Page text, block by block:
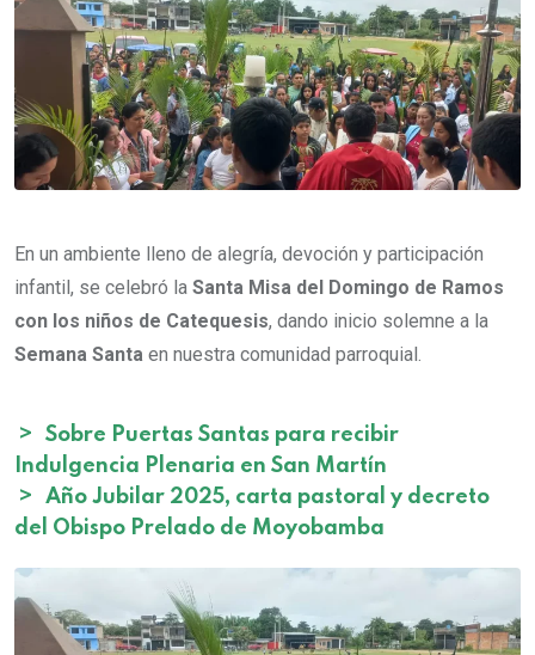
En un ambiente lleno de alegría, devoción y participación
infantil, se celebró la Santa Misa del Domingo de Ramos
con los niños de Catequesis, dando inicio solemne a la
Semana Santa en nuestra comunidad parroquial.
>
Sobre Puertas Santas para recibir
Indulgencia Plenaria en San Martín
>
Año Jubilar 2025, carta pastoral y decreto
del Obispo Prelado de Moyobamba